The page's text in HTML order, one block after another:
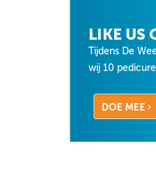
LIKE US
Tijdens De
wij 10